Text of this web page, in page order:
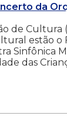
da
de Cultura
estão o
Sinfônica
das